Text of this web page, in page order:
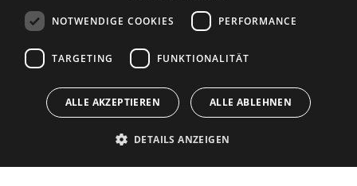
NOTWENDIGE COOKIES PERFORMANCE
TARGETING FUNKTIONALITÄT
ALLE AKZEPTIEREN ALLE ABLEHNEN
DETAILS ANZEIGEN